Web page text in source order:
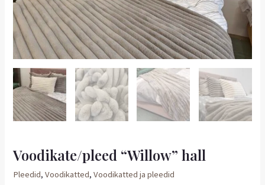
Voodikate/pleed “Willow” hall
Pleedid,Voodikatted,Voodikatted ja pleedid